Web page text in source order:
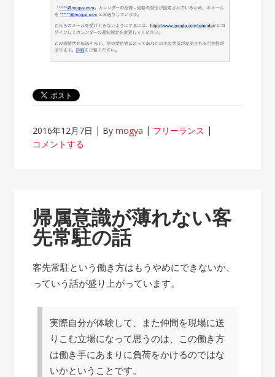
2016年12月7日 Bymogya
フリーランス
コメントする
帰属意識が薄れない客
先常駐の話
客先常駐という働き方はもうやめにできないか、
っていう話が盛り上がっています。
実際自分が体験して、また仲間を現場に送
りこむ立場になって思うのは、この働き方
は働き手にあまりに負荷をかけるのではな
いかということです。